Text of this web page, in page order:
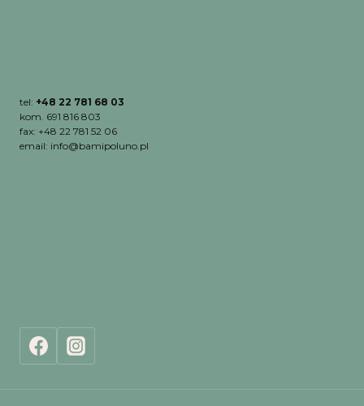
tel: +48 22 781 68 03
kom. 691 816 803
fax: +48 22 781 52 06
email: info@bamipoluno.pl